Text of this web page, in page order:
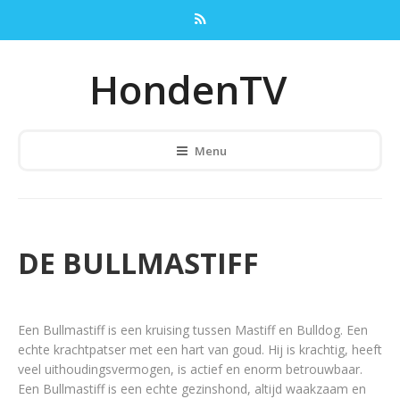
HondenTV
Menu
DE BULLMASTIFF
Een Bullmastiff is een kruising tussen Mastiff en Bulldog. Een
echte krachtpatser met een hart van goud. Hij is krachtig, heeft
veel uithoudingsvermogen, is actief en enorm betrouwbaar.
Een Bullmastiff is een echte gezinshond, altijd waakzaam en